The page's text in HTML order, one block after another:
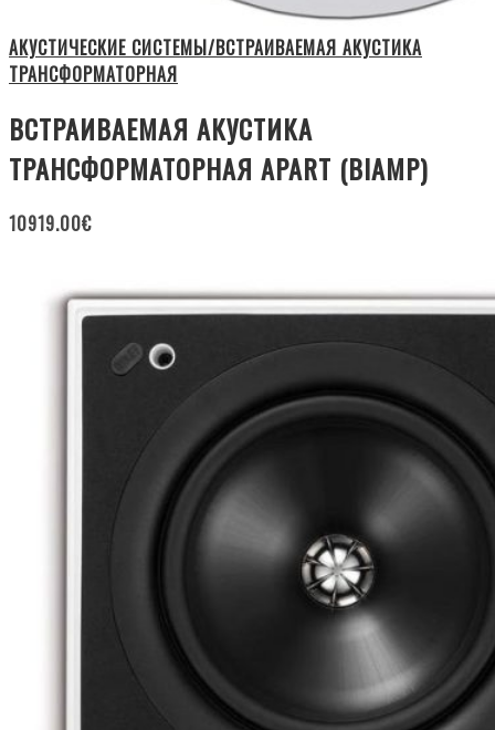
АКУСТИЧЕСКИЕ СИСТЕМЫ/ВСТРАИВАЕМАЯ АКУСТИКА
ТРАНСФОРМАТОРНАЯ
ВСТРАИВАЕМАЯ АКУСТИКА
ТРАНСФОРМАТОРНАЯ APART (BIAMP)
10919.00€